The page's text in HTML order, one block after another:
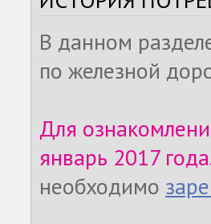
В данном
по железной
Для
январь 2017 года.
необходимо